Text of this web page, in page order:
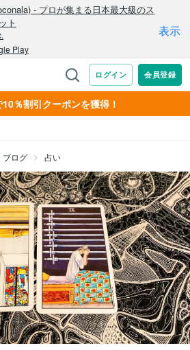
％割引クーポンを獲得！
ブログ 占い